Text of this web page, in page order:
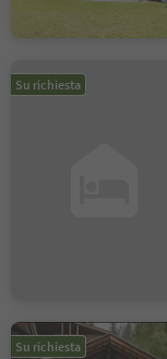
Su richiesta
Su richiesta